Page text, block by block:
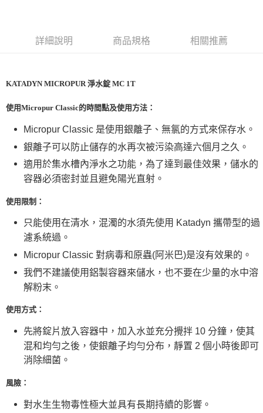
每筆NT$60，滿NT$490(含以上)免運費
付款後7-11取貨
每筆NT$60，滿NT$490(含以上)免運費
宅配
每筆NT$80，滿NT$490(含以上)免運費
離島宅配
每筆NT$80，滿NT$490(含以上)免運費
付款後門市自取
免運費
詳細說明 商品規格 相關推薦
KATADYN MICROPUR 淨水錠 MC 1T
使用Micropur Classic的時間點及使用方法：
Micropur Classic 是使用銀離子、無氯的方式來保存水。
銀離子可以防止儲存的水再次被污染高達六個月之久。
適用於集水槽內淨水之功能，為了達到最佳效果，儲水的
容器必須密封並且避免陽光直射。
使用限制：
只能使用在清水，混濁的水須先使用 Katadyn 攜帶型的過
濾系統過。
Micropur Classic 對病毒和原蟲(阿米巴)是沒有效果的。
我們不建議使用鋁製容器來儲水，也不要在少量的水中溶
解粉末。
使用方式：
先將錠片放入容器中，加入水並充分攪拌 10 分鐘，使其
混和均勻之後，使銀離子均勻分布，靜置 2 個小時後即可
消除細菌。
風險：
對水生生物毒性極大並具有長期持續的影響。